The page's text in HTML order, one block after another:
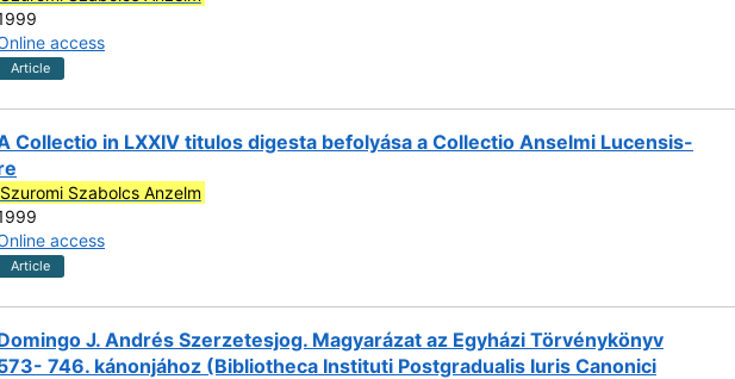
access
Article
Collectio in LXXIV titulos digesta befolyása a Collectio Anselmi Lucensis-
Szuromi Szabolcs Anzelm
access
Article
J. Andrés Szerzetesjog. Magyarázat az Egyházi Törvénykönyv
746. kánonjához (Bibliotheca Instituti Postgradualis Iuris Canonici